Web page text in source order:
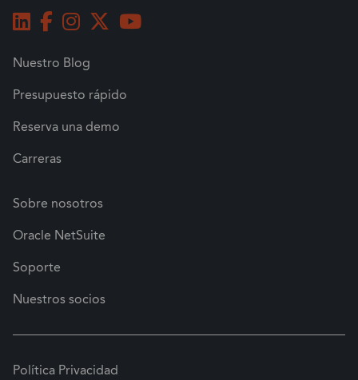
Nuestro Blog
Presupuesto rápido
Reserva una demo
Carreras
Sobre nosotros
Oracle NetSuite
Soporte
Nuestros socios
Política Privacidad